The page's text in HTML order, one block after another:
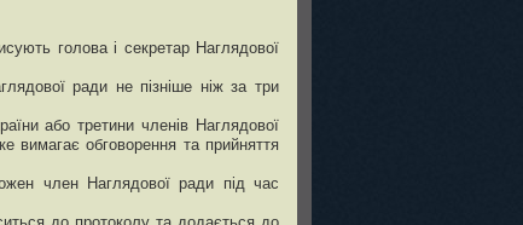
голова і секретар Наглядової
ради не пізніше ніж за три
або третини членів Наглядової
вимагає обговорення та прийняття
член Наглядової ради під час